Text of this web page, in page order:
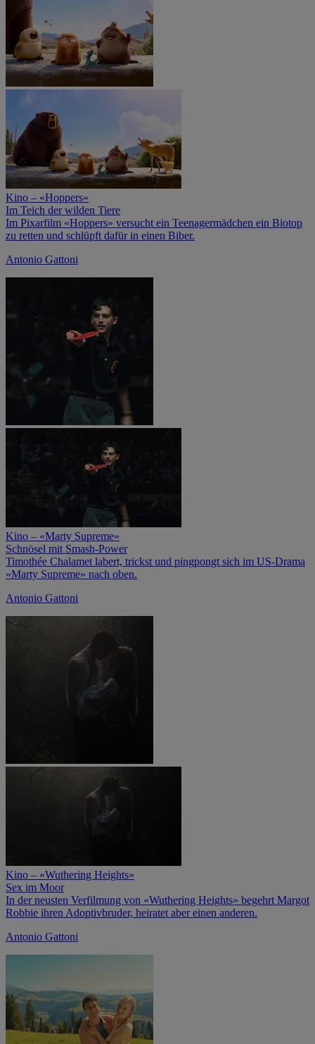
Kino – «Hoppers»
Im Teich der wilden Tiere
Im Pixarfilm «Hoppers» versucht ein Teenagermädchen ein Biotop
zu retten und schlüpft dafür in einen Biber.
Antonio Gattoni
Kino – «Marty Supreme»
Schnösel mit Smash-Power
Timothée Chalamet labert, trickst und pingpongt sich im US-Drama
«Marty Supreme» nach oben.
Antonio Gattoni
Kino – «Wuthering Heights»
Sex im Moor
In der neusten Verfilmung von «Wuthering Heights» begehrt Margot
Robbie ihren Adoptivbruder, heiratet aber einen anderen.
Antonio Gattoni